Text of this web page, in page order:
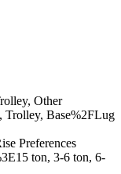
Other
Trolley, Base%2FLug
Preferences
ton, 3-6 ton, 6-